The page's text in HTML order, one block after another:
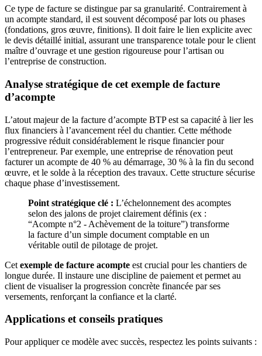
Ce type de facture se distingue par sa granularité. Contrairement à
un acompte standard, il est souvent décomposé par lots ou phases
(fondations, gros œuvre, finitions). Il doit faire le lien explicite avec
le devis détaillé initial, assurant une transparence totale pour le client
maître d’ouvrage et une gestion rigoureuse pour l’artisan ou
l’entreprise de construction.
Analyse stratégique de cet exemple de facture
d’acompte
L’atout majeur de la facture d’acompte BTP est sa capacité à lier les
flux financiers à l’avancement réel du chantier. Cette méthode
progressive réduit considérablement le risque financier pour
l’entrepreneur. Par exemple, une entreprise de rénovation peut
facturer un acompte de 40 % au démarrage, 30 % à la fin du second
œuvre, et le solde à la réception des travaux. Cette structure sécurise
chaque phase d’investissement.
Point stratégique clé : L’échelonnement des acomptes
selon des jalons de projet clairement définis (ex :
“Acompte n°2 - Achèvement de la toiture”) transforme
la facture d’un simple document comptable en un
véritable outil de pilotage de projet.
Cet exemple de facture acompte est crucial pour les chantiers de
longue durée. Il instaure une discipline de paiement et permet au
client de visualiser la progression concrète financée par ses
versements, renforçant la confiance et la clarté.
Applications et conseils pratiques
Pour appliquer ce modèle avec succès, respectez les points suivants :